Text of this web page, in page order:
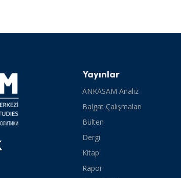
Yayınlar
ANKASAM Analiz
Balgat Çalışmaları
Bülten
Dergi
Kitap
Rapor